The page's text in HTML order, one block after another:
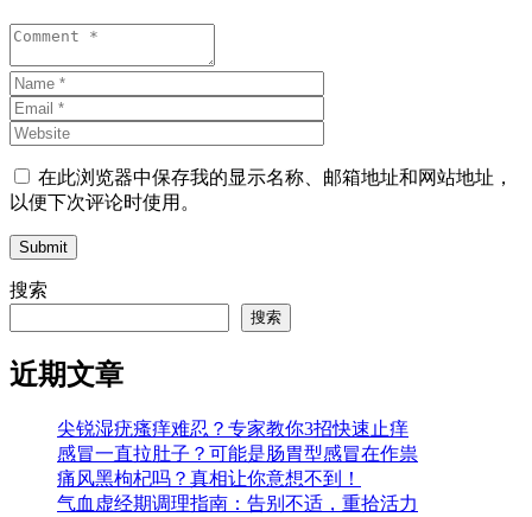
在此浏览器中保存我的显示名称、邮箱地址和网站地址，
以便下次评论时使用。
Submit
搜索
搜索
近期文章
尖锐湿疣瘙痒难忍？专家教你3招快速止痒
感冒一直拉肚子？可能是肠胃型感冒在作祟
痛风黑枸杞吗？真相让你意想不到！
气血虚经期调理指南：告别不适，重拾活力